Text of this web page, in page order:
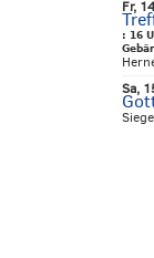
Fr,
: 16
Sa,